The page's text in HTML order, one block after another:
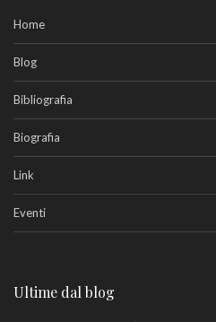
Home
Blog
Bibliografia
Biografia
Link
Eventi
Ultime dal blog